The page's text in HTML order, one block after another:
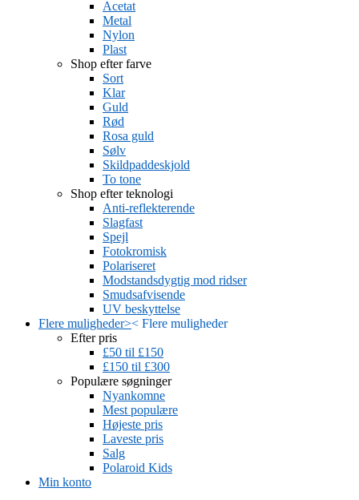
Acetat
Metal
Nylon
Plast
Shop efter farve
Sort
Klar
Guld
Rød
Rosa guld
Sølv
Skildpaddeskjold
To tone
Shop efter teknologi
Anti-reflekterende
Slagfast
Spejl
Fotokromisk
Polariseret
Modstandsdygtig mod ridser
Smudsafvisende
UV beskyttelse
Flere muligheder>< Flere muligheder
Efter pris
£50 til £150
£150 til £300
Populære søgninger
Nyankomne
Mest populære
Højeste pris
Laveste pris
Salg
Polaroid Kids
Min konto